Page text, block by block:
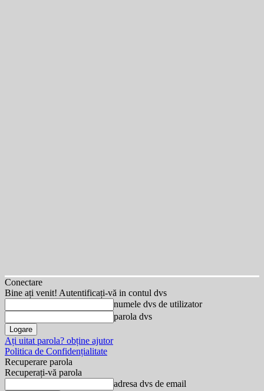
Conectare
Bine ați venit! Autentificați-vă in contul dvs
numele dvs de utilizator
parola dvs
Ați uitat parola? obține ajutor
Politica de Confidențialitate
Recuperare parola
Recuperați-vă parola
adresa dvs de email